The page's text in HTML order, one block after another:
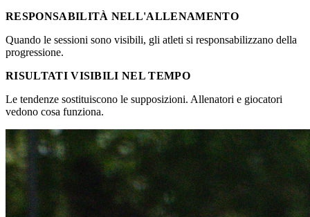
RESPONSABILITÀ NELL'ALLENAMENTO
Quando le sessioni sono visibili, gli atleti si responsabilizzano della
progressione.
RISULTATI VISIBILI NEL TEMPO
Le tendenze sostituiscono le supposizioni. Allenatori e giocatori
vedono cosa funziona.